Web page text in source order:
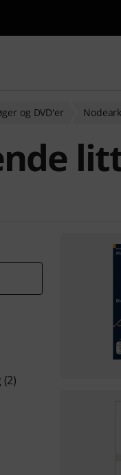
og DVD'er
(2)